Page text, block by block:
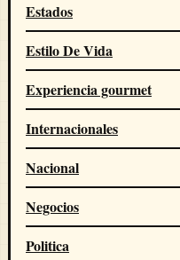
Estados
Estilo De Vida
Experiencia gourmet
Internacionales
Nacional
Negocios
Politica